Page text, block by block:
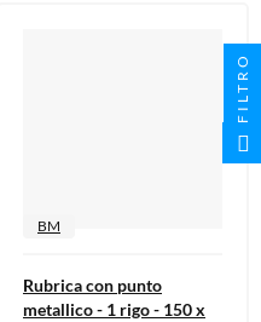
BM
Rubrica con punto
metallico - 1 rigo - 150 x
FILTRO